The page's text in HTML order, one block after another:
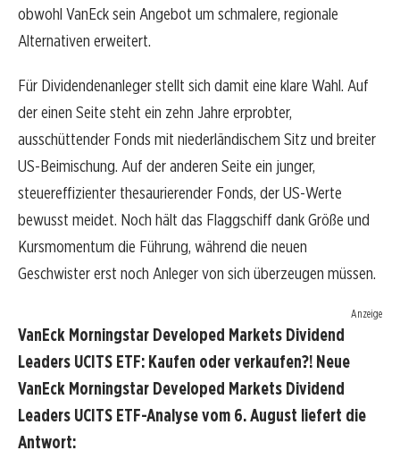
obwohl VanEck sein Angebot um schmalere, regionale
Alternativen erweitert.
Für Dividendenanleger stellt sich damit eine klare Wahl. Auf
der einen Seite steht ein zehn Jahre erprobter,
ausschüttender Fonds mit niederländischem Sitz und breiter
US-Beimischung. Auf der anderen Seite ein junger,
steuereffizienter thesaurierender Fonds, der US-Werte
bewusst meidet. Noch hält das Flaggschiff dank Größe und
Kursmomentum die Führung, während die neuen
Geschwister erst noch Anleger von sich überzeugen müssen.
Anzeige
VanEck Morningstar Developed Markets Dividend
Leaders UCITS ETF: Kaufen oder verkaufen?! Neue
VanEck Morningstar Developed Markets Dividend
Leaders UCITS ETF-Analyse vom 6. August liefert die
Antwort: